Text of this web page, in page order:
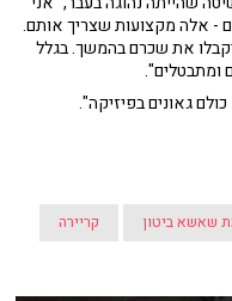
- אלה מקצועות שצריך אותם.
את שכרם בהמשך. בגלל
ומתבטלים".
גאונים בפיזיקה".
שאשא ביטון קריירה